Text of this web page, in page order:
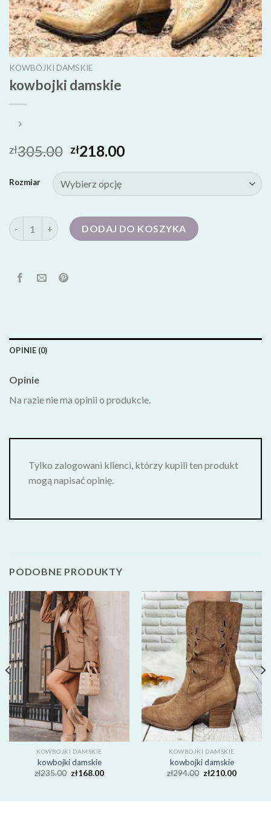
KOWBOJKI DAMSKIE
kowbojki damskie
zł305.00 zł218.00
Rozmiar
ilość kowbojki damskieDODAJ DO KOSZYKA
OPINIE (0)
Opinie
Na razie nie ma opinii o produkcie.
Tylko zalogowani klienci, którzy kupili ten produkt
mogą napisać opinię.
PODOBNE PRODUKTY
KOWBOJKI DAMSKIE
kowbojki damskie
zł235.00 zł168.00
KOWBOJKI DAMSKIE
kowbojki damskie
zł294.00 zł210.00